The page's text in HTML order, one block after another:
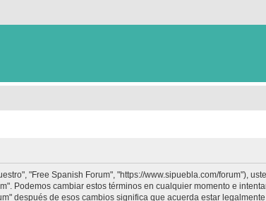
"Free Spanish Forum", "https://www.sipuebla.com/forum"),
Podemos cambiar estos términos en cualquier momento e
después de esos cambios significa que acuerda estar